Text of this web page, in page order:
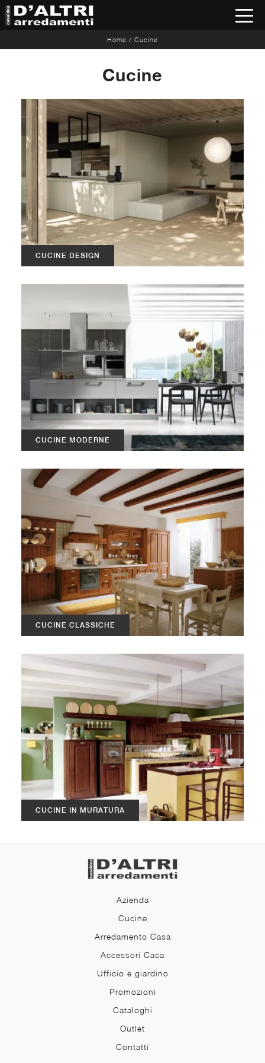
Home / Cucine
Cucine
CUCINE DESIGN
CUCINE MODERNE
CUCINE CLASSICHE
CUCINE IN MURATURA
Azienda
Cucine
Arredamento Casa
Accessori Casa
Ufficio e giardino
Promozioni
Cataloghi
Outlet
Contatti